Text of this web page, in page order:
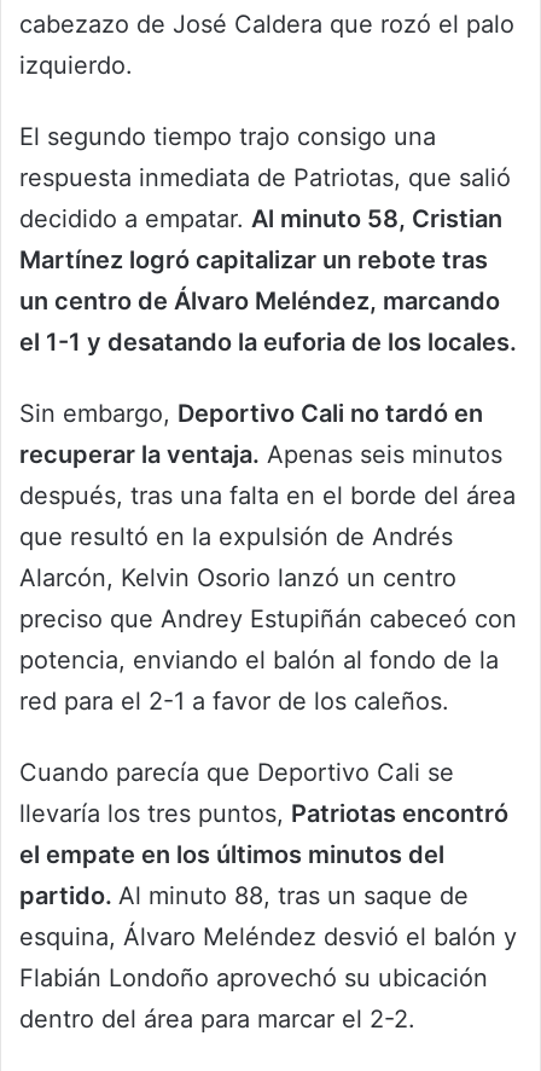
cabezazo de José Caldera que rozó el palo
izquierdo.
El segundo tiempo trajo consigo una
respuesta inmediata de Patriotas, que salió
decidido a empatar. Al minuto 58, Cristian
Martínez logró capitalizar un rebote tras
un centro de Álvaro Meléndez, marcando
el 1-1 y desatando la euforia de los locales.
Sin embargo, Deportivo Cali no tardó en
recuperar la ventaja. Apenas seis minutos
después, tras una falta en el borde del área
que resultó en la expulsión de Andrés
Alarcón, Kelvin Osorio lanzó un centro
preciso que Andrey Estupiñán cabeceó con
potencia, enviando el balón al fondo de la
red para el 2-1 a favor de los caleños.
Cuando parecía que Deportivo Cali se
llevaría los tres puntos, Patriotas encontró
el empate en los últimos minutos del
partido. Al minuto 88, tras un saque de
esquina, Álvaro Meléndez desvió el balón y
Flabián Londoño aprovechó su ubicación
dentro del área para marcar el 2-2.